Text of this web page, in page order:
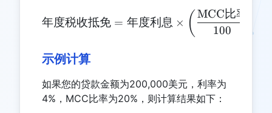
\text{年度税收抵免} =
年度税收抵免 = 年度利息 × ( 100
MCC比率
示例计算
如果您的贷款金额为200,000美元，利率为
4%，MCC比率为20%，则计算结果如下：